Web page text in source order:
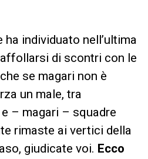
individuato nell’ultima
di scontri con le
se magari non è
un male, tra
– magari – squadre
rimaste ai vertici della
giudicate voi. Ecco